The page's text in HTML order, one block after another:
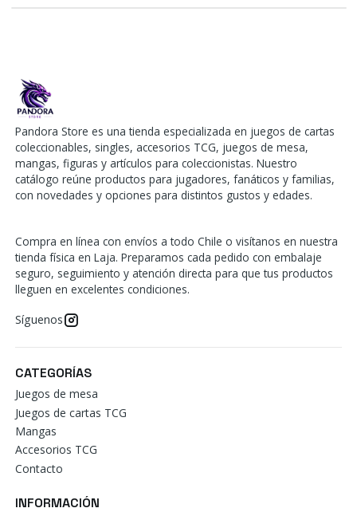
Pandora Store es una tienda especializada en juegos de cartas
coleccionables, singles, accesorios TCG, juegos de mesa,
mangas, figuras y artículos para coleccionistas. Nuestro
catálogo reúne productos para jugadores, fanáticos y familias,
con novedades y opciones para distintos gustos y edades.
Compra en línea con envíos a todo Chile o visítanos en nuestra
tienda física en Laja. Preparamos cada pedido con embalaje
seguro, seguimiento y atención directa para que tus productos
lleguen en excelentes condiciones.
Síguenos
CATEGORÍAS
Juegos de mesa
Juegos de cartas TCG
Mangas
Accesorios TCG
Contacto
INFORMACIÓN